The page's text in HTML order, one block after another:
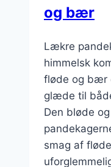
og bær
Lækre
himmelsk
fløde og bær
glæde til
Den bløde
smag af